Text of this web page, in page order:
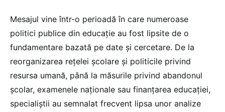
Mesajul vine într-o perioadă în care numeroase
politici publice din educație au fost lipsite de o
fundamentare bazată pe date și cercetare. De la
reorganizarea rețelei școlare și politicile privind
resursa umană, până la măsurile privind abandonul
școlar, examenele naționale sau finanțarea educației,
specialiștii au semnalat frecvent lipsa unor analize